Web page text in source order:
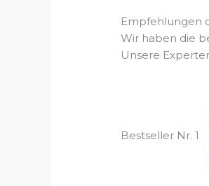
Empfehlungen
Wir haben die
Unsere
Bestseller Nr. 1